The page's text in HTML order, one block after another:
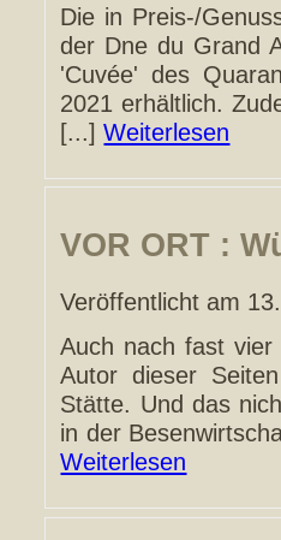
Die in Preis-/
der Dne du Grand
'Cuvée' des
2021 erhältlich.
[...]Weiterlesen
VOR ORT :
Veröffentlicht am
Auch nach fast
Autor dieser
Stätte. Und das
in der
Weiterlesen